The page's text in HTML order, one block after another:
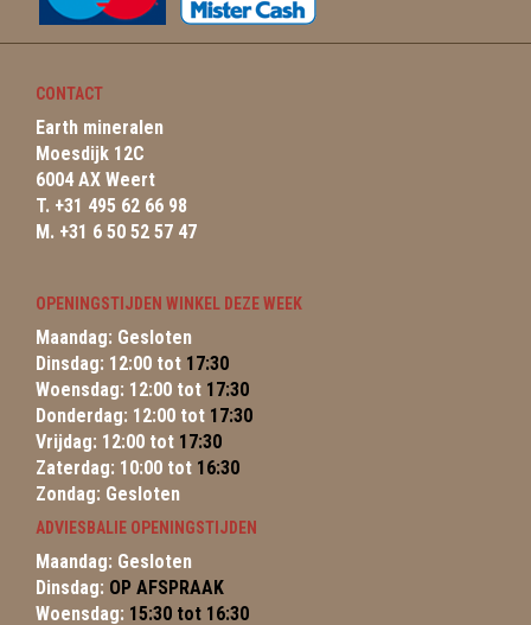
CONTACT
Earth mineralen
Moesdijk 12C
6004 AX Weert
T. +31 495 62 66 98
M. +31 6 50 52 57 47
OPENINGSTIJDEN WINKEL DEZE WEEK
Maandag: Gesloten
Dinsdag: 12:00 tot 17:30
Woensdag: 12:00 tot 17:30
Donderdag: 12:00 tot 17:30
Vrijdag: 12:00 tot 17:30
Zaterdag: 10:00 tot 16:30
Zondag: Gesloten
ADVIESBALIE OPENINGSTIJDEN
Maandag: Gesloten
Dinsdag: OP AFSPRAAK
Woensdag: 15:30 tot 16:30